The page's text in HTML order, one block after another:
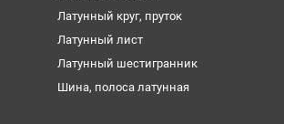
Латунный круг, пруток
Латунный лист
Латунный шестигранник
Шина, полоса латунная